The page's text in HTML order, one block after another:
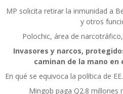
MP solicita retirar la inmunidad a
y otros
Polochic, área de
Invasores y narcos,
caminan de la mano en
En qué se equivoca la política de
Mingob paga Q2.8 millones